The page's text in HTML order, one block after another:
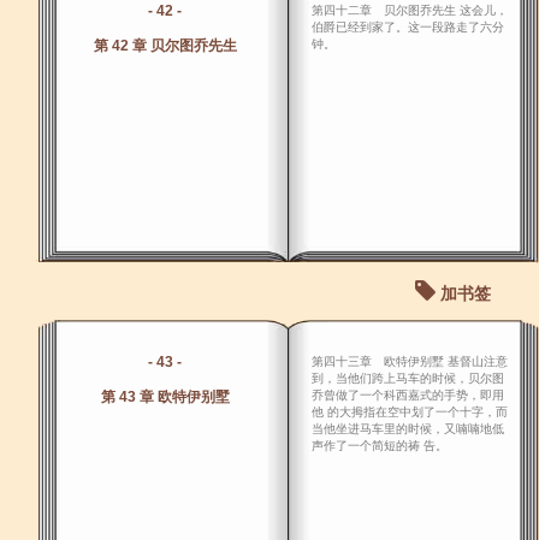
- 42 -
第 42 章 贝尔图乔先生
第四十二章 贝尔图乔先生 这会儿，
伯爵已经到家了。这一段路走了六分
钟。
加书签
- 43 -
第 43 章 欧特伊别墅
第四十三章 欧特伊别墅 基督山注意
到，当他们跨上马车的时候，贝尔图
乔曾做了一个科西嘉式的手势，即用
他 的大拇指在空中划了一个十字，而
当他坐进马车里的时候，又喃喃地低
声作了一个简短的祷 告。